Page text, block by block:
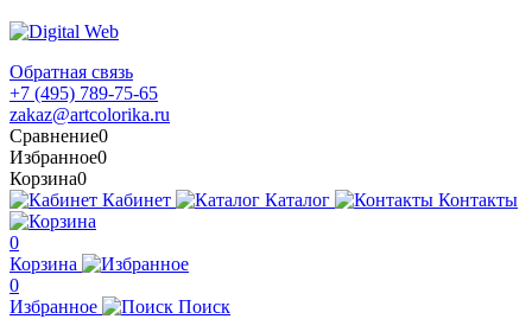
Обратная связь
+7 (495) 789-75-65
zakaz@artcolorika.ru
Сравнение0
Избранное0
Корзина0
Кабинет
Каталог Контакты
0
Корзина
0
Избранное
Поиск